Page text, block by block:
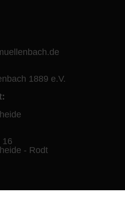
1889 e.V.
16
- Rodt